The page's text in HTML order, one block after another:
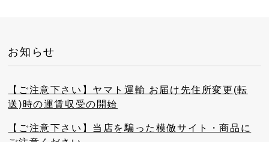
お知らせ
【ご注意下さい】ヤマト運輸 お届け先住所変更(転
送)時の運賃収受の開始
【ご注意下さい】当店を騙った模倣サイト・商品に